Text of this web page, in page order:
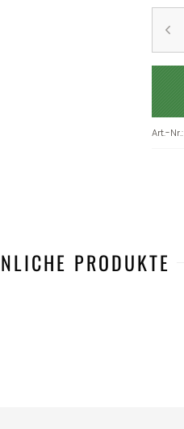
Art.-Nr.:
PRODUKTE